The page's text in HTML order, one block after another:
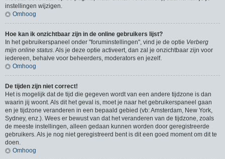
instellingen wijzigen.
Omhoog
Hoe kan ik onzichtbaar zijn in de online gebruikers lijst?
In het gebruikerspaneel onder "foruminstellingen", vind je de optie Verberg
mijn online status. Als je deze optie activeert, dan zal je onzichtbaar zijn voor
iedereen, behalve voor beheerders, moderators en jezelf.
Omhoog
De tijden zijn niet correct!
Het is mogelijk dat de tijd die gegeven wordt van een andere tijdzone is dan
waarin jij woont. Als dit het geval is, moet je naar het gebruikerspaneel gaan
en je tijdzone veranderen in een bepaald gebied (vb: Amsterdam, New York,
Sydney, enz.). Wees er bewust van dat het veranderen van de tijdzone, zoals
de meeste instellingen, alleen gedaan kunnen worden door geregistreerde
gebruikers. Als je nog niet geregistreerd bent is dit een goed moment om dit te
doen.
Omhoog